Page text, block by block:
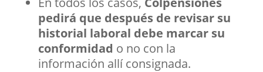
pedirá que después de revisar su
historial laboral debe marcar su
conformidad o no con la
información allí consignada.